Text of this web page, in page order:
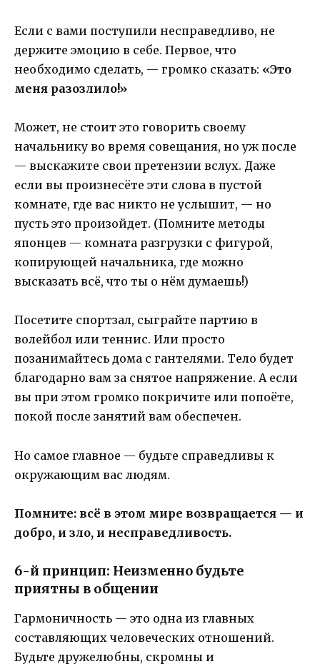
Если с вами поступили несправедливо, не
держите эмоцию в себе. Первое, что
необходимо сделать, — громко сказать: «Это
меня разозлило!»
Может, не стоит это говорить своему
начальнику во время совещания, но уж после
— выскажите свои претензии вслух. Даже
если вы произнесёте эти слова в пустой
комнате, где вас никто не услышит, — но
пусть это произойдет. (Помните методы
японцев — комната разгрузки с фигурой,
копирующей начальника, где можно
высказать всё, что ты о нём думаешь!)
Посетите спортзал, сыграйте партию в
волейбол или теннис. Или просто
позанимайтесь дома с гантелями. Тело будет
благодарно вам за снятое напряжение. А если
вы при этом громко покричите или попоёте,
покой после занятий вам обеспечен.
Но самое главное — будьте справедливы к
окружающим вас людям.
Помните: всё в этом мире возвращается — и
добро, и зло, и несправедливость.
6-й принцип: Неизменно будьте
приятны в общении
Гармоничность — это одна из главных
составляющих человеческих отношений.
Будьте дружелюбны, скромны и